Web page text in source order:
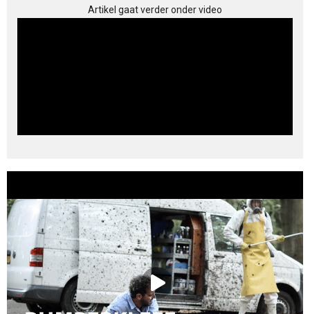
Artikel gaat verder onder video